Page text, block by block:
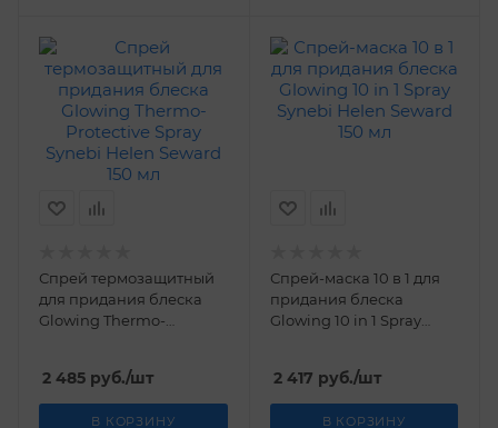
Спрей термозащитный
для придания блеска
Glowing Thermo-
2 485 руб./шт
В КОРЗИНУ
Спрей-маска 10 в 1 для
придания блеска
Glowing 10 in 1 Spray
2 417 руб./шт
В КОРЗИНУ